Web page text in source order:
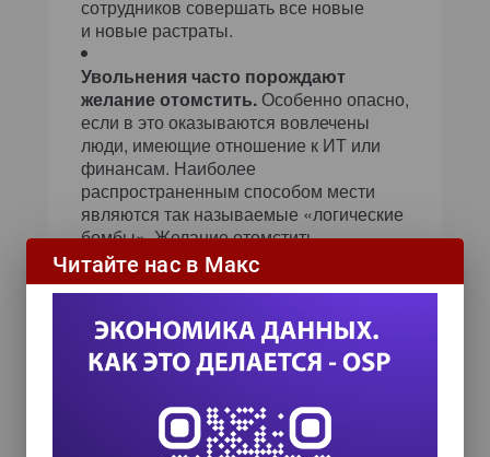
сотрудников совершать все новые
и новые растраты.
Увольнения часто порождают
желание отомстить. Особенно опасно,
если в это оказываются вовлечены
люди, имеющие отношение к ИТ или
финансам. Наиболее
распространенным способом мести
являются так называемые «логические
бомбы». Желание отомстить
и ощущение безысходности зачастую
выливаются в растраты и хищения.
к информационным ресурсам;
повысьте безопасность паролей.
Проводите регулярный аудит средств
анализируя все случаи необычного
поведения.
Читайте нас в Макс